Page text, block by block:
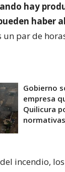
hay
haber
un par de
Gobierno
empresa
Quilicura
normativas
incendio,